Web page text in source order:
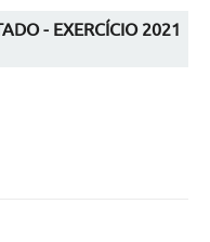
- EXERCÍCIO 2021